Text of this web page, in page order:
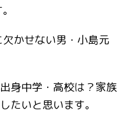
かせない男・小島元
身中学・高校は？家族
たいと思います。